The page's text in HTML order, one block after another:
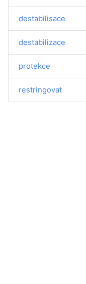
destabilisace
destabilizace
protekce
restringovat